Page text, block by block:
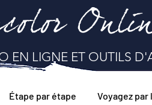
EN LIGNE ET OUTILS
Étape par étape Voyagez par